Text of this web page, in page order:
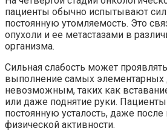
пациенты обычно испытывают
постоянную утомляемость. Это
опухоли и ее метастазами в
организма.
Сильная слабость может
выполнение самых элементарных
невозможным, таких как
или даже поднятие руки.
постоянную усталость, даже
физической активности.